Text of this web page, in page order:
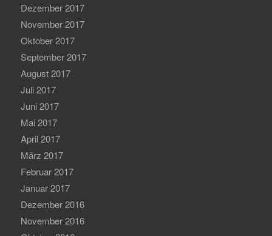
Dezember 2017
November 2017
Oktober 2017
September 2017
August 2017
Juli 2017
Juni 2017
Mai 2017
April 2017
März 2017
Februar 2017
Januar 2017
Dezember 2016
November 2016